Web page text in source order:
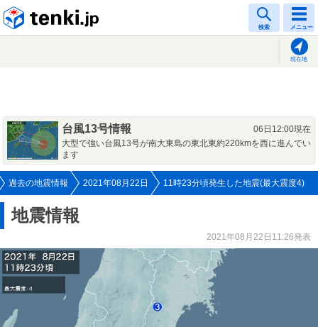
検索 メニュー
現在地
台風13号情報
06日12:00現在
大型で強い台風13号が南大東島の東北東約220kmを西に進んでい
ます
過去の地震情報 2021年08月22日 11時23分頃発生した地震(最大震度4)
地震情報
2021年08月22日11:26発表